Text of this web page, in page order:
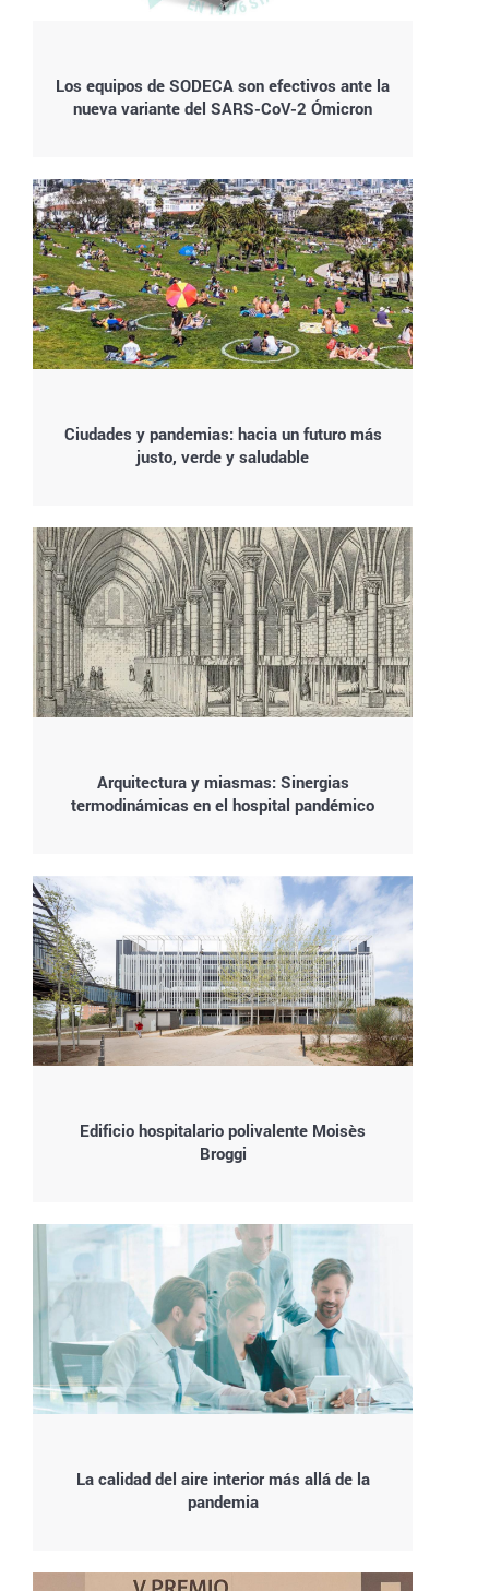
Los equipos de SODECA son efectivos ante la
nueva variante del SARS-CoV-2 Ómicron
Ciudades y pandemias: hacia un futuro más
justo, verde y saludable
Arquitectura y miasmas: Sinergias
termodinámicas en el hospital pandémico
Edificio hospitalario polivalente Moisès
Broggi
La calidad del aire interior más allá de la
pandemia